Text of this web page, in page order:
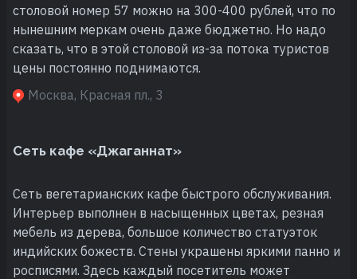
столовой номер 57 можно на 300-400 рублей, что по
нынешним меркам очень даже бюджетно. Но надо
сказать, что в этой столовой из-за потока туристов
цены постоянно поднимаются.
Москва, Красная пл., 3
Сеть кафе «Джаганнат»
Сеть вегетарианских кафе быстрого обслуживания.
Интерьер выполнен в насыщенных цветах, резная
мебель из дерева, большое количество статуэток
индийских божеств. Стены украшены яркими панно и
росписями. Здесь каждый посетитель может